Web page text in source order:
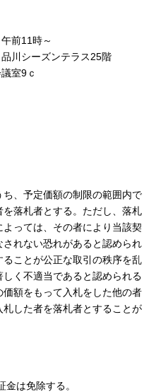
前11時～
川シーズンテラス25階
室9ｃ
、予定価額の制限の範囲内で
落札者とする。ただし、落札
っては、その者により当該契
れない恐れがあると認められ
ことが公正な取引の秩序を乱
く不適当であると認められる
額をもって入札をした他の者
した者を落札者とすることが
は免除する。